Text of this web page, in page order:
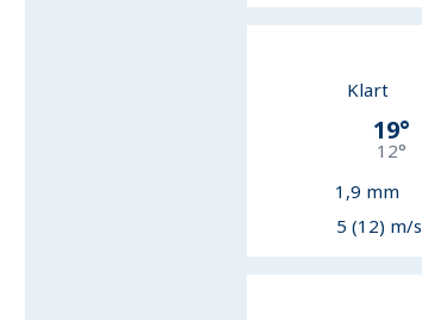
Klart
19°
12°
1,9 mm
5 (12) m/s